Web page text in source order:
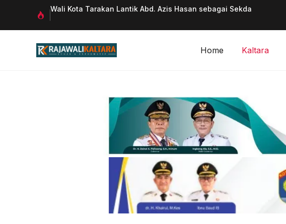
isi
Wali Kota Tarakan Lantik Abd. Azis Hasan sebagai Sekda
Home Kaltara